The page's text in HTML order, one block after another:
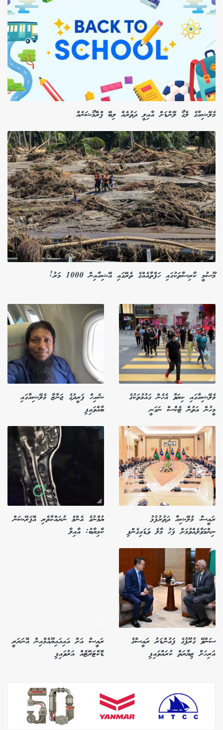
މެލޭޝިއާގެ ލެގޯ ލޭންޑަށް އާއިލީ ދަތުރެއް ލިބޭ ޕްރޮމޯޝަނެއް
މޫސުމީ ކާރިސާތަކުގައި ހަފްތާއެއްގެ ތެރޭގައި އޭޝިއާއިން 1000 މަރު!
މެލޭޝިއާގައި ކިޔަވާ އެހެން ގައުމުތަކުގެ
މީހުން އަތުން ޓެކްސް ނަގަނީ
ޝެއިހް ފަރީދުގެ ޖަނާޒާ މެލޭޝިއާގައި
ބާއްވައިފި
ރައީސް، މެލޭޝިއާ ދަތުރުފުޅު
ނިންމަވާލެއްވުމަށް ފަހު މާލެ ވަޑައިގެންފި
ޔުމްނުގެ އެންމެ ނުރައްކާތެރި އޮޕަރޭޝަން
ކާމިޔާބު: އާއިލާ
ސަންވޭ ގުރޫޕުގެ ފައުންޑަރު ރައީސްގެ
އަރިހަށް ޒިޔާރަތް ކުރައްވައިފި
ރައީސް އަށް އައިއައިޔޫއެމްއިން އޮނަރަރީ
ޑޮކްޓަރޭޓެއް އަރުވައިފި